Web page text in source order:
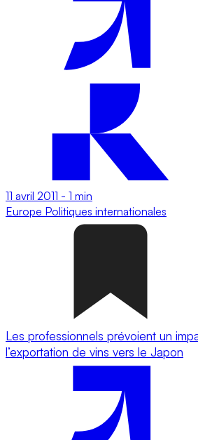
11 avril 2011 - 1 min
Europe Politiques internationales
Les professionnels prévoient un
l’exportation de vins vers le Japon